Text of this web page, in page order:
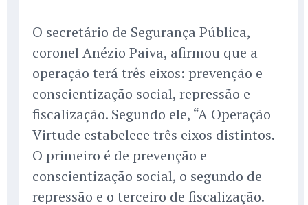
O secretário de Segurança Pública,
coronel Anézio Paiva, afirmou que a
operação terá três eixos: prevenção e
conscientização social, repressão e
fiscalização. Segundo ele, “A Operação
Virtude estabelece três eixos distintos.
O primeiro é de prevenção e
conscientização social, o segundo de
repressão e o terceiro de fiscalização.